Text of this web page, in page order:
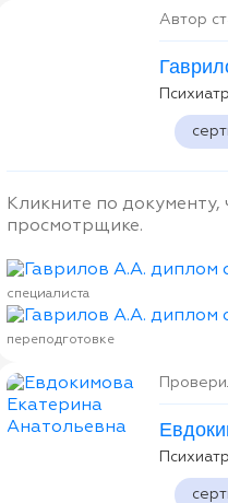
Автор
Кликните по
просмотрщике.
специалиста
переподготовке